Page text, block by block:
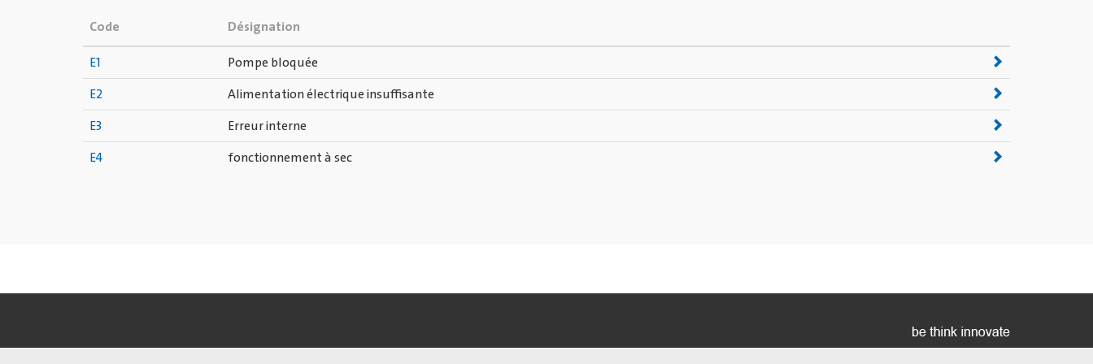
Code Désignation
E1 Pompe bloquée
E2 Alimentation électrique insuffisante
E3 Erreur interne
E4 fonctionnement à sec